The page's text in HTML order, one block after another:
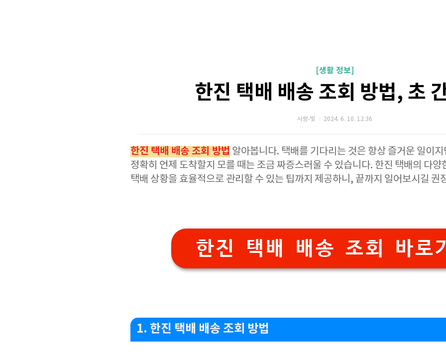
[생활 정보]
한진 택배 배송 조회 방법, 초
사랑-빛 2024. 6. 10. 12:36
한진 택배 배송 조회 방법 알아봅니다. 택배를 기다리는 것은 항상 즐거운 일이
정확히 언제 도착할지 모를 때는 조금 짜증스러울 수 있습니다. 한진 택배의 다양
택배 상황을 효율적으로 관리할 수 있는 팁까지 제공하니, 끝까지 일어보시길 권
한진 택배 배송 조회 바로
1. 한진 택배 배송 조회 방법